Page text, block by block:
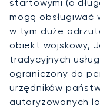
startowymi (o
mogą
w tym duże
obiekt wojskowy,
tradycyjnych
ograniczony do
urzędników
autoryzowanych